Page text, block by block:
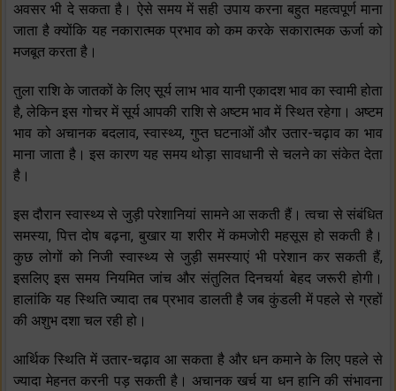
अवसर भी दे सकता है। ऐसे समय में सही उपाय करना बहुत महत्वपूर्ण माना
जाता है क्योंकि यह नकारात्मक प्रभाव को कम करके सकारात्मक ऊर्जा को
मजबूत करता है।
तुला राशि के जातकों के लिए सूर्य लाभ भाव यानी एकादश भाव का स्वामी होता
है, लेकिन इस गोचर में सूर्य आपकी राशि से अष्टम भाव में स्थित रहेगा। अष्टम
भाव को अचानक बदलाव, स्वास्थ्य, गुप्त घटनाओं और उतार-चढ़ाव का भाव
माना जाता है। इस कारण यह समय थोड़ा सावधानी से चलने का संकेत देता
है।
इस दौरान स्वास्थ्य से जुड़ी परेशानियां सामने आ सकती हैं। त्वचा से संबंधित
समस्या, पित्त दोष बढ़ना, बुखार या शरीर में कमजोरी महसूस हो सकती है।
कुछ लोगों को निजी स्वास्थ्य से जुड़ी समस्याएं भी परेशान कर सकती हैं,
इसलिए इस समय नियमित जांच और संतुलित दिनचर्या बेहद जरूरी होगी।
हालांकि यह स्थिति ज्यादा तब प्रभाव डालती है जब कुंडली में पहले से ग्रहों
की अशुभ दशा चल रही हो।
आर्थिक स्थिति में उतार-चढ़ाव आ सकता है और धन कमाने के लिए पहले से
ज्यादा मेहनत करनी पड़ सकती है। अचानक खर्च या धन हानि की संभावना